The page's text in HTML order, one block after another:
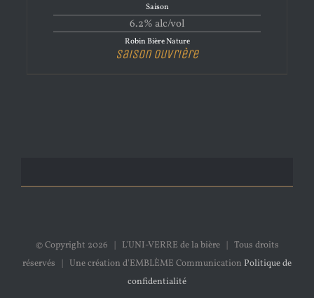
Saison
6.2% alc/vol
Robin Bière Nature
Saison Ouvrière
© Copyright 2026 | L'UNI-VERRE de la bière | Tous droits
réservés | Une création d'EMBLÈME Communication Politique de
confidentialité